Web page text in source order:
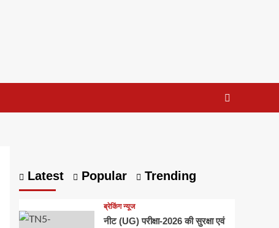
Latest Popular Trending
ब्रेकिंग न्यूज
नीट (UG) परीक्षा-2026 की सुरक्षा एवं